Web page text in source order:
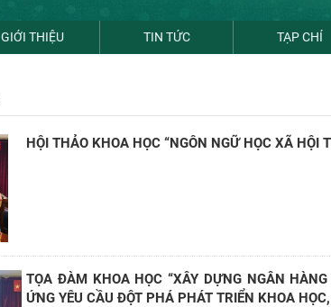
GIỚI THIỆU TIN TỨC TẠP CHÍ
HỘI THẢO KHOA HỌC “NGÔN NGỮ HỌC XÃ HỘI
TỌA ĐÀM KHOA HỌC “XÂY DỰNG NGÂN
ỨNG YÊU CẦU ĐỘT PHÁ PHÁT TRIỂN KHOA